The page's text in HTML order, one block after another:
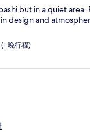
but in a quiet area.
design and
晚行程)